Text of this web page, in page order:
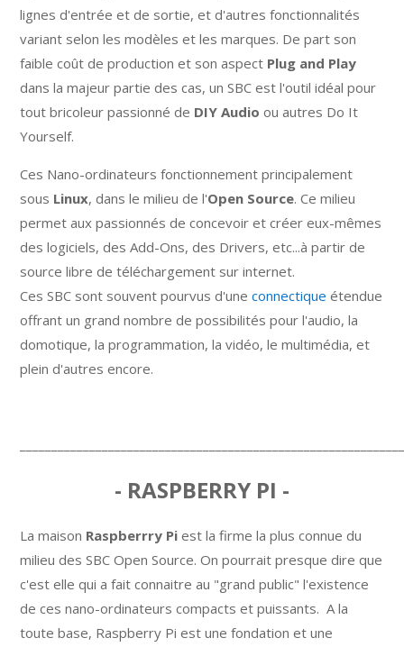
lignes d'entrée et de sortie, et d'autres fonctionnalités
variant selon les modèles et les marques. De part son
faible coût de production et son aspect Plug and Play
dans la majeur partie des cas, un SBC est l'outil idéal pour
tout bricoleur passionné de DIY Audio ou autres Do It
Yourself.
Ces Nano-ordinateurs fonctionnement principalement
sous Linux, dans le milieu de l'Open Source. Ce milieu
permet aux passionnés de concevoir et créer eux-mêmes
des logiciels, des Add-Ons, des Drivers, etc...à partir de
source libre de téléchargement sur internet.
Ces SBC sont souvent pourvus d'uneconnectique étendue
offrant un grand nombre de possibilités pour l'audio, la
domotique, la programmation, la vidéo, le multimédia, et
plein d'autres encore.
- RASPBERRY PI -
La maison Raspberrry Pi est la firme la plus connue du
milieu des SBC Open Source. On pourrait presque dire que
c'est elle qui a fait connaitre au "grand public" l'existence
de ces nano-ordinateurs compacts et puissants. A la
toute base, Raspberry Pi est une fondation et une